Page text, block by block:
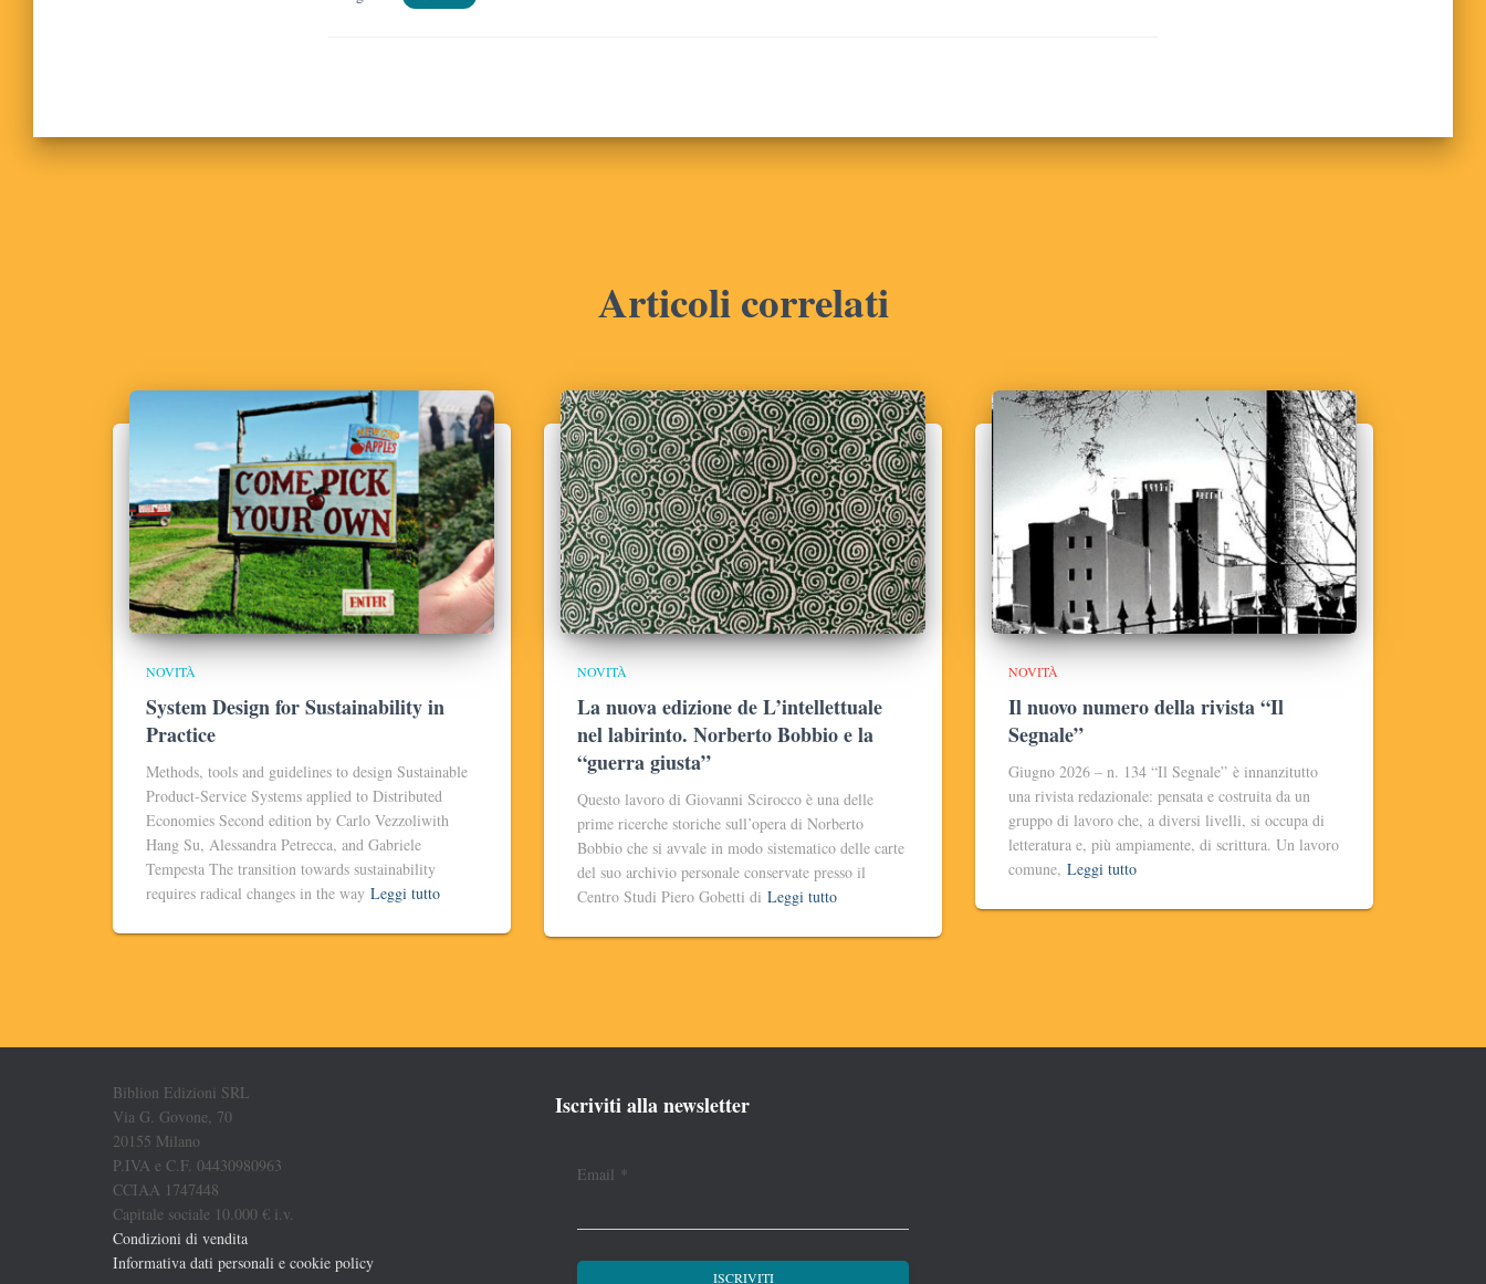
Articoli correlati
NOVITÀ
System Design for Sustainability in
Practice
Methods, tools and guidelines to design Sustainable
Product-Service Systems applied to Distributed
Economies Second edition by Carlo Vezzoliwith
Hang Su, Alessandra Petrecca, and Gabriele
Tempesta The transition towards sustainability
requires radical changes in the way Leggi tutto
NOVITÀ
La nuova edizione de L’intellettuale
nel labirinto. Norberto Bobbio e la
“guerra giusta”
Questo lavoro di Giovanni Scirocco è una delle
prime ricerche storiche sull’opera di Norberto
Bobbio che si avvale in modo sistematico delle carte
del suo archivio personale conservate presso il
Centro Studi Piero Gobetti di Leggi tutto
NOVITÀ
Il nuovo numero della rivista “Il
Segnale”
Giugno 2026 – n. 134 “Il Segnale” è innanzitutto
una rivista redazionale: pensata e costruita da un
gruppo di lavoro che, a diversi livelli, si occupa di
letteratura e, più ampiamente, di scrittura. Un lavoro
comune, Leggi tutto
Biblion Edizioni SRL
Via G. Govone, 70
20155 Milano
P.IVA e C.F. 04430980963
CCIAA 1747448
Capitale sociale 10.000 € i.v.
Condizioni di vendita
Informativa dati personali e cookie policy
Iscriviti alla newsletter
Email *